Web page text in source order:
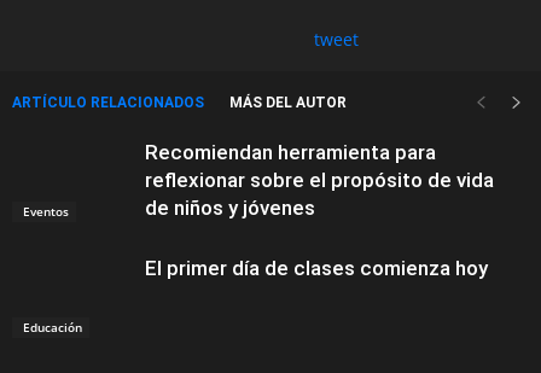
tweet
ARTÍCULO RELACIONADOS MÁS DEL AUTOR
Eventos
Recomiendan herramienta para
reflexionar sobre el propósito de vida
de niños y jóvenes
Educación
El primer día de clases comienza hoy